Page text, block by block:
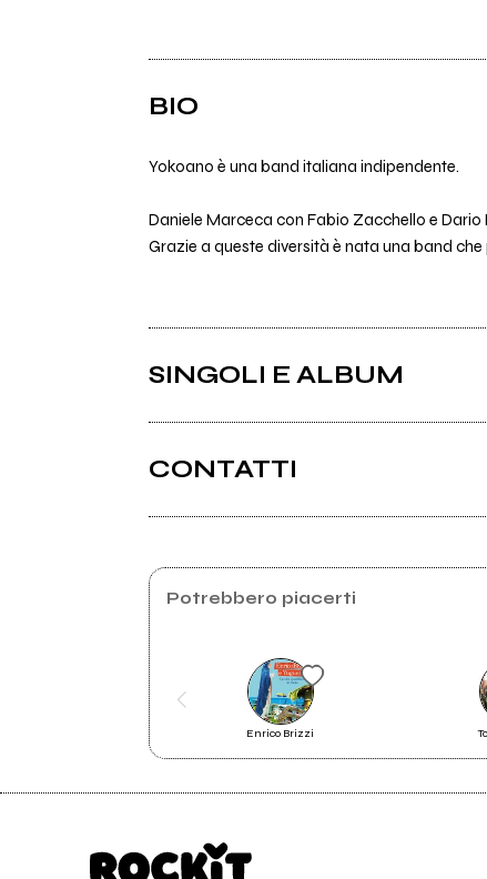
BIO
Yokoano è una band italiana indipendente.
Daniele Marceca con Fabio Zacchello e
Grazie a queste diversità è nata una band
SINGOLI E ALBUM
2013
Ventre
CONTATTI
Potrebbero piacerti
Enrico Brizzi